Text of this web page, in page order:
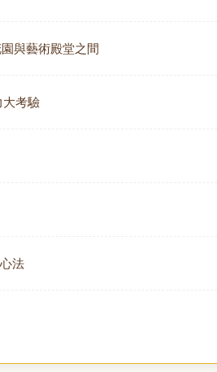
與藝術殿堂之間
大考驗
法